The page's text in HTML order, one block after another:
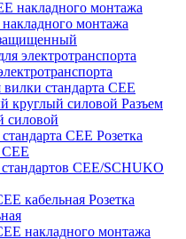
монтажа
электротранспорта
стандарта CEE
Разъем
силовой
Розетка
CEE
стандартов CEE/SCHUKO
Розетка